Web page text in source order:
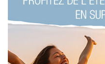
Pfffff MOI AUSSI